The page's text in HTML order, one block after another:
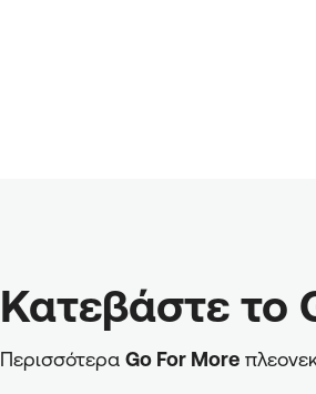
Κατεβάστε το
Περισσότερα Go For More